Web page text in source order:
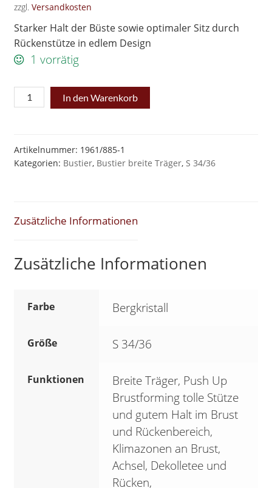
zzgl. Versandkosten
Starker Halt der Büste sowie optimaler Sitz durch
Rückenstütze in edlem Design
1 vorrätig
Schlankstütz
BUSTIER
S
34/36
*
Menge
In den Warenkorb
Artikelnummer: 1961/885-1
Kategorien: Bustier, Bustier breite Träger, S 34/36
Zusätzliche Informationen
Zusätzliche Informationen
Farbe Bergkristall
Größe S 34/36
Funktionen
Breite Träger, Push Up
Brustforming tolle Stütze
und gutem Halt im Brust
und Rückenbereich,
Klimazonen an Brust,
Achsel, Dekolletee und
Rücken,